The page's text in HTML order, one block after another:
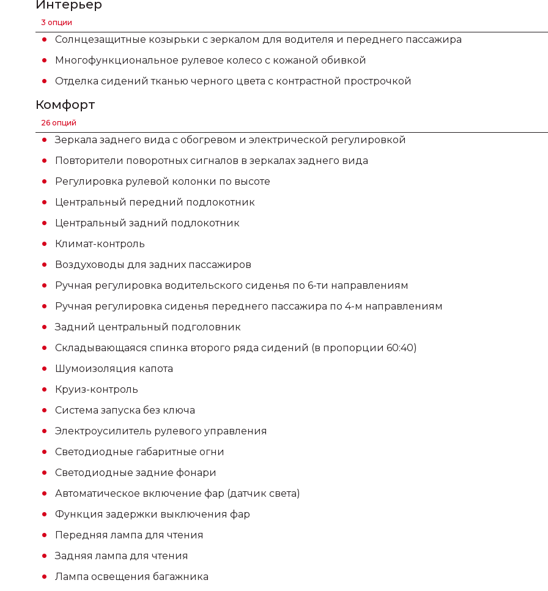
Интерьер
3 опции
Солнцезащитные козырьки с зеркалом для водителя и переднего пассажира
Многофункциональное рулевое колесо с кожаной обивкой
Отделка сидений тканью черного цвета с контрастной прострочкой
Комфорт
26 опций
Зеркала заднего вида с обогревом и электрической регулировкой
Повторители поворотных сигналов в зеркалах заднего вида
Регулировка рулевой колонки по высоте
Центральный передний подлокотник
Центральный задний подлокотник
Климат-контроль
Воздуховоды для задних пассажиров
Ручная регулировка водительского сиденья по 6-ти направлениям
Ручная регулировка сиденья переднего пассажира по 4-м направлениям
Задний центральный подголовник
Складывающаяся спинка второго ряда сидений (в пропорции 60:40)
Шумоизоляция капота
Круиз-контроль
Система запуска без ключа
Электроусилитель рулевого управления
Светодиодные габаритные огни
Светодиодные задние фонари
Автоматическое включение фар (датчик света)
Функция задержки выключения фар
Передняя лампа для чтения
Задняя лампа для чтения
Лампа освещения багажника